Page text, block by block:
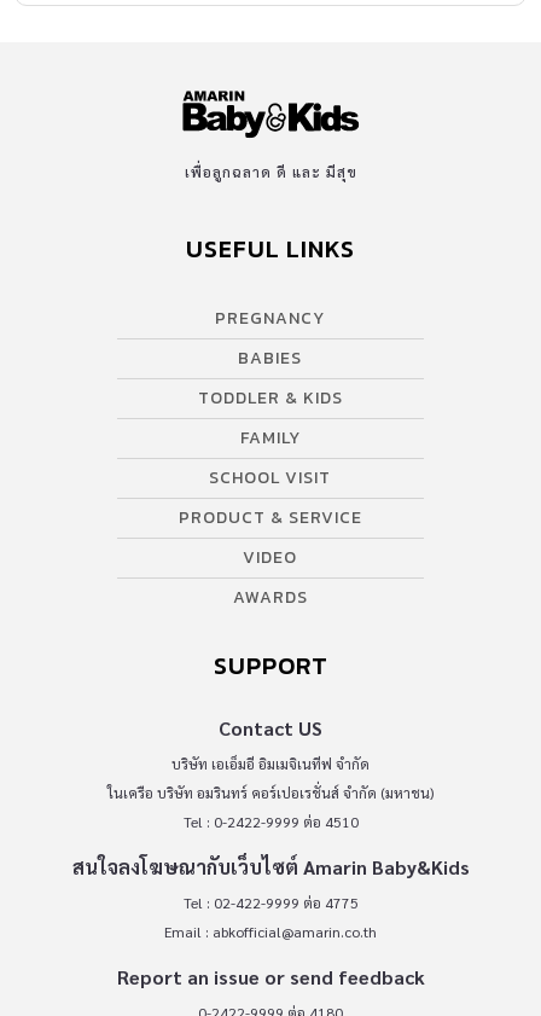
เพื่อลูกฉลาด ดี และ มีสุข
USEFUL LINKS
PREGNANCY
BABIES
TODDLER & KIDS
FAMILY
SCHOOL VISIT
PRODUCT & SERVICE
VIDEO
AWARDS
SUPPORT
Contact US
บริษัท เอเอ็มอี อิมเมจิเนทีฟ จำกัด
ในเครือ บริษัท อมรินทร์ คอร์เปอเรชั่นส์ จำกัด (มหาชน)
Tel : 0-2422-9999 ต่อ 4510
สนใจลงโฆษณากับเว็บไซต์ Amarin Baby&Kids
Tel : 02-422-9999 ต่อ 4775
Email : abkofficial@amarin.co.th
Report an issue or send feedback